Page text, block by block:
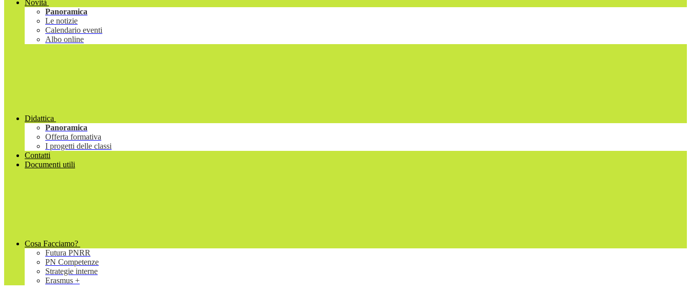
Novità
Panoramica
Le notizie
Calendario eventi
Albo online
Didattica
Panoramica
Offerta formativa
I progetti delle classi
Contatti
Documenti utili
Cosa Facciamo?
Futura PNRR
PN Competenze
Strategie interne
Erasmus +